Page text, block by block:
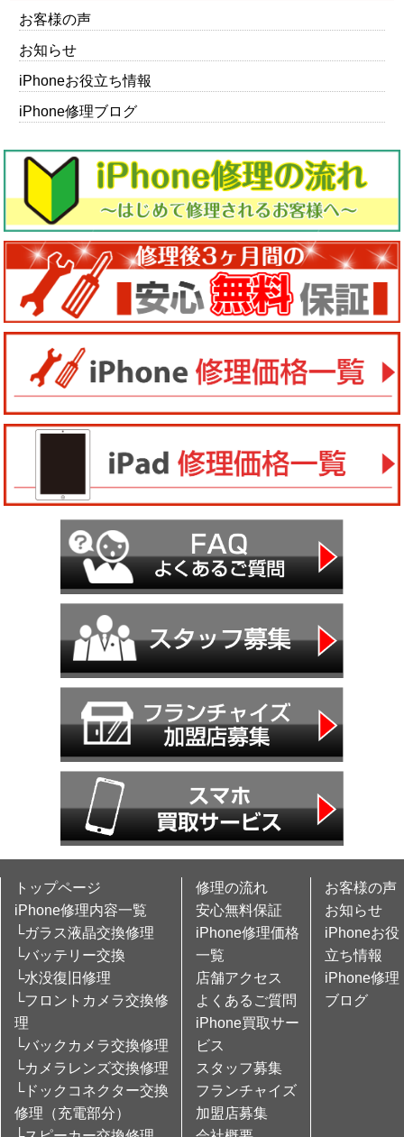
お客様の声
お知らせ
iPhoneお役立ち情報
iPhone修理ブログ
トップページ
iPhone修理内容一覧
└ガラス液晶交換修理
└バッテリー交換
└水没復旧修理
└フロントカメラ交換修
理
└バックカメラ交換修理
└カメラレンズ交換修理
└ドックコネクター交換
修理（充電部分）
修理の流れ
安心無料保証
iPhone修理価格
一覧
店舗アクセス
よくあるご質問
iPhone買取サー
ビス
スタッフ募集
フランチャイズ
加盟店募集
お客様の声
お知らせ
iPhoneお役
立ち情報
iPhone修理
ブログ